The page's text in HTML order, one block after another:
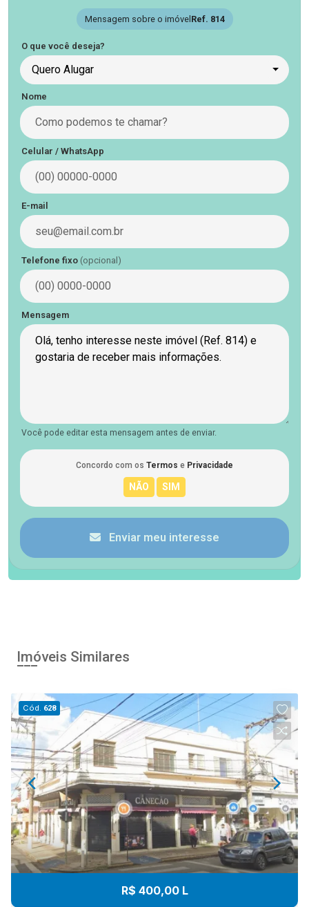
Mensagem sobre o imóvel Ref. 814
O que você deseja?
Quero Alugar
Nome
Celular / WhatsApp
E-mail
Telefone fixo (opcional)
Mensagem
Você pode editar esta mensagem antes de enviar.
Concordo com os Termos e Privacidade
Enviar meu interesse
Imóveis Similares
Cód. 628
R$ 400,00 L